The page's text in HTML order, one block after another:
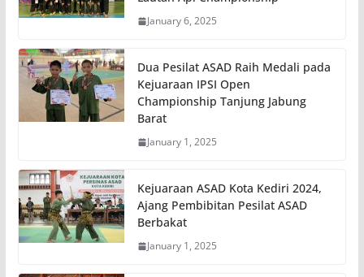
January 6, 2025
Dua Pesilat ASAD Raih Medali pada
Kejuaraan IPSI Open
Championship Tanjung Jabung
Barat
January 1, 2025
Kejuaraan ASAD Kota Kediri 2024,
Ajang Pembibitan Pesilat ASAD
Berbakat
January 1, 2025